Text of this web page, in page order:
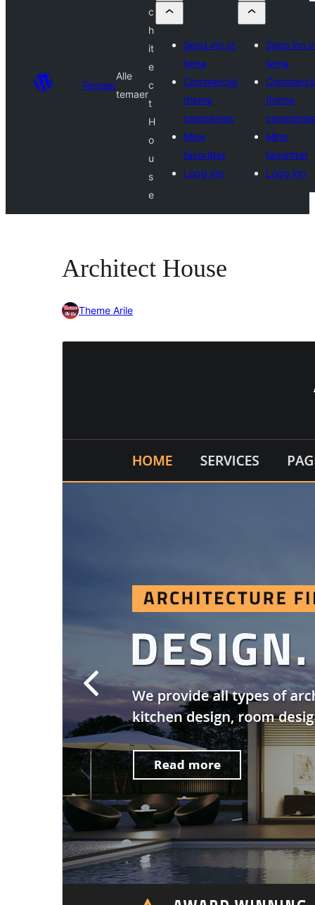
Temaer
Alle
temaer
c
h
it
e
c
t
H
o
u
s
e
Send inn et
tema
Commercial
theme
companies
Mine
favoritter
Logg inn
Send inn
tema
theme
companies
Mine
favoritter
Logg inn
Architect House
Theme Arile